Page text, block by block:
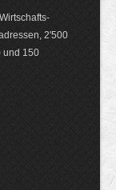
2'500
und 150